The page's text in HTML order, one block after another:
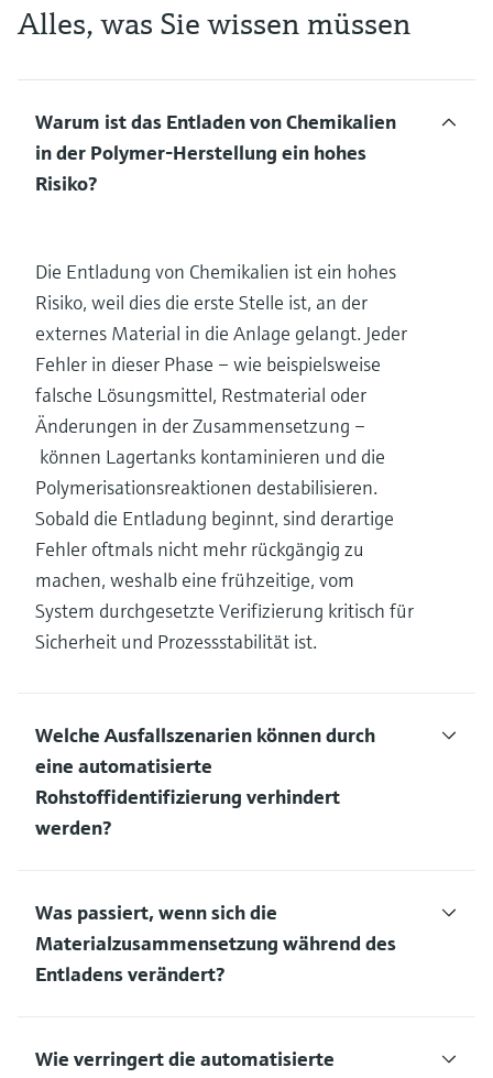
Alles, was Sie wissen müssen
Warum ist das Entladen von Chemikalien
in der Polymer-Herstellung ein hohes
Risiko?
Die Entladung von Chemikalien ist ein hohes
Risiko, weil dies die erste Stelle ist, an der
externes Material in die Anlage gelangt. Jeder
Fehler in dieser Phase – wie beispielsweise
falsche Lösungsmittel, Restmaterial oder
Änderungen in der Zusammensetzung –
können Lagertanks kontaminieren und die
Polymerisationsreaktionen destabilisieren.
Sobald die Entladung beginnt, sind derartige
Fehler oftmals nicht mehr rückgängig zu
machen, weshalb eine frühzeitige, vom
System durchgesetzte Verifizierung kritisch für
Sicherheit und Prozessstabilität ist.
Welche Ausfallszenarien können durch
eine automatisierte
Rohstoffidentifizierung verhindert
werden?
Was passiert, wenn sich die
Materialzusammensetzung während des
Entladens verändert?
Wie verringert die automatisierte